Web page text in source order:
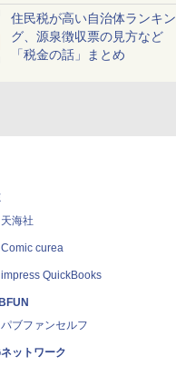
しよう！
住民税が高い自治体ランキン
グ、源泉徴収票の見方など
「税金の話」まとめ
天海社
Comic curea
impress QuickBooks
パブファンセルフ
ネットワーク